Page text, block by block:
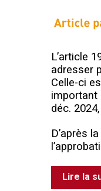
L’article
adresser
Celle-ci
important
déc.
D’après
Lire la